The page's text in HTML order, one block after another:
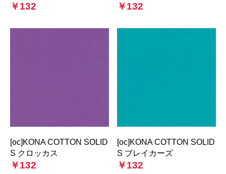
￥132 ￥132
[oc]KONA COTTON SOLID
S クロッカス
￥132
[oc]KONA COTTON SOLID
S ブレイカーズ
￥132